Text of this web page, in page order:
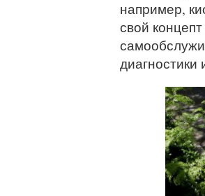
например,
свой